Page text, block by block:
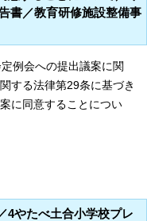
書／教育研修施設整備事
例会への提出議案に関
する法律第29条に基づき
に同意することについ
4やたべ土合小学校プレ